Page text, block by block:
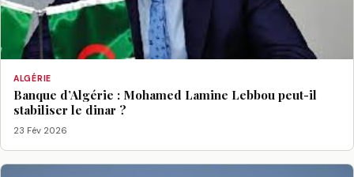
ALGÉRIE
Banque d’Algérie : Mohamed Lamine Lebbou peut-il
stabiliser le dinar ?
23 Fév 2026